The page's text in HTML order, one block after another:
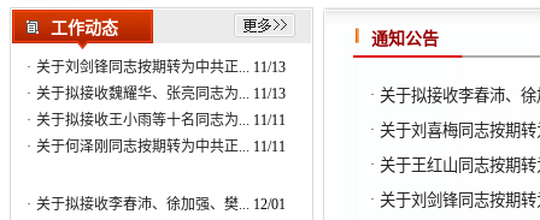
工作动态
· 关于刘喜梅同志按期转为中共正... 12/01
· 关于王红山同志按期转为中共正... 11/23
· 关于刘剑锋同志按期转为中共正...
11/13
· 关于拟接收魏耀华、张亮同志为...
11/13
· 关于拟接收王小雨等十名同志为...
11/11
· 关于何泽刚同志按期转为中共正... 11/11
· 关于拟接收李春沛、徐加强、樊...
12/01
通知公告
· 关于拟接收李春沛、
· 关于刘喜梅同志按期
· 关于王红山同志按期
· 关于刘剑锋同志按期